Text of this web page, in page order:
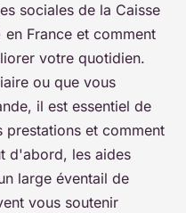
sociales de la Caisse
France et comment
votre quotidien.
ou que vous
il est essentiel de
et comment
d'abord, les aides
large éventail de
vous soutenir